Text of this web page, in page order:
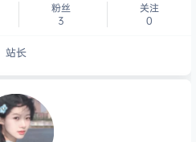
粉丝
3
关注
0
站长
个人主页